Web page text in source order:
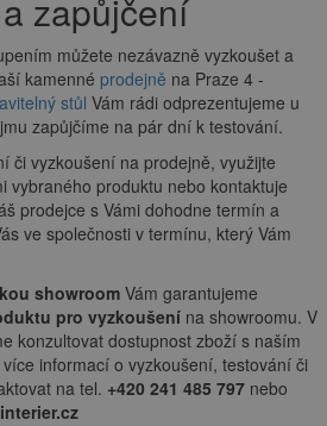
zapůjčení
můžete nezávazně vyzkoušet a
kamenné prodejně na Praze 4 -
stůl Vám rádi odprezentujeme u
zapůjčíme na pár dní k testování.
či vyzkoušení na prodejně, využijte
vybraného produktu nebo kontaktuje
prodejce s Vámi dohodne termín a
ve společnosti v termínu, který Vám
showroom Vám garantujeme
pro vyzkoušení na showroomu. V
konzultovat dostupnost zboží s naším
informací o vyzkoušení, testování či
na tel. +420 241 485 797 nebo